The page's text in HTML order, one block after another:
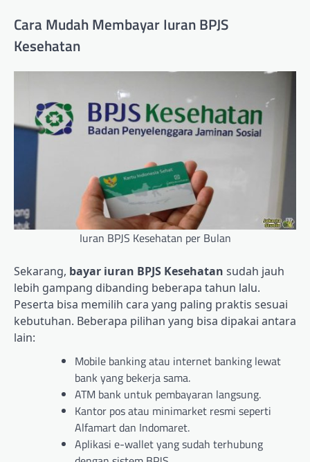
Cara Mudah Membayar Iuran BPJS
Kesehatan
Iuran BPJS Kesehatan per Bulan
Sekarang, bayar iuran BPJS Kesehatan sudah jauh
lebih gampang dibanding beberapa tahun lalu.
Peserta bisa memilih cara yang paling praktis sesuai
kebutuhan. Beberapa pilihan yang bisa dipakai antara
lain:
Mobile banking atau internet banking lewat
bank yang bekerja sama.
ATM bank untuk pembayaran langsung.
Kantor pos atau minimarket resmi seperti
Alfamart dan Indomaret.
Aplikasi e-wallet yang sudah terhubung